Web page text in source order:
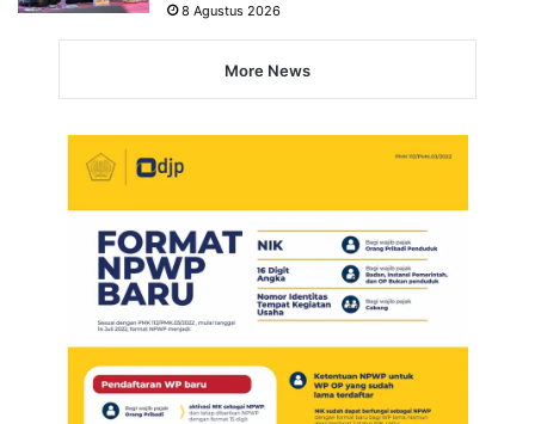
8 Agustus 2026
More News